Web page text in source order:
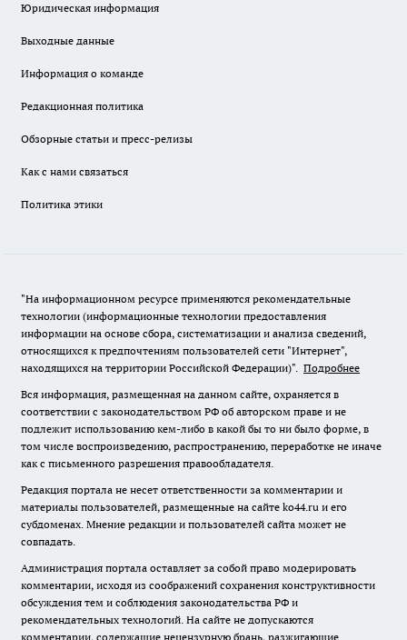
Юридическая информация
Выходные данные
Информация о команде
Редакционная политика
Обзорные статьи и пресс-релизы
Как с нами связаться
Политика этики
"На информационном ресурсе применяются рекомендательные
технологии (информационные технологии предоставления
информации на основе сбора, систематизации и анализа сведений,
относящихся к предпочтениям пользователей сети "Интернет",
находящихся на территории Российской Федерации)". Подробнее
Вся информация, размещенная на данном сайте, охраняется в
соответствии с законодательством РФ об авторском праве и не
подлежит использованию кем-либо в какой бы то ни было форме, в
том числе воспроизведению, распространению, переработке не иначе
как с письменного разрешения правообладателя.
Редакция портала не несет ответственности за комментарии и
материалы пользователей, размещенные на сайте ko44.ru и его
субдоменах. Мнение редакции и пользователей сайта может не
совпадать.
Администрация портала оставляет за собой право модерировать
комментарии, исходя из соображений сохранения конструктивности
обсуждения тем и соблюдения законодательства РФ и
рекомендательных технологий. На сайте не допускаются
комментарии, содержащие нецензурную брань, разжигающие